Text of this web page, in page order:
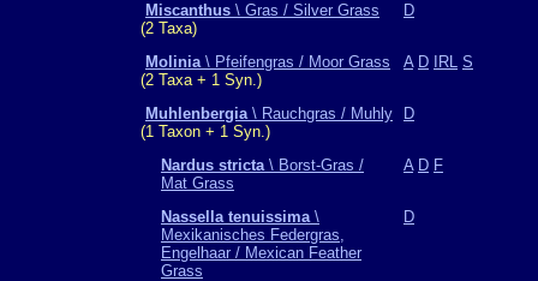
Miscanthus \ Gras / Silver Grass
(2 Taxa)
D
Molinia\ Pfeifengras / Moor Grass
(2 Taxa + 1 Syn.)
A D IRL S
Muhlenbergia\ Rauchgras / Muhly
(1 Taxon + 1 Syn.)
D
Nardus stricta\ Borst-Gras /
Mat Grass
A D F
Nassella tenuissima\
Mexikanisches Federgras,
Engelhaar / Mexican Feather
Grass
D